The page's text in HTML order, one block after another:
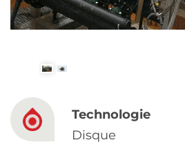
Russian
Based on your current
this Amiad website
Technologie
Disque